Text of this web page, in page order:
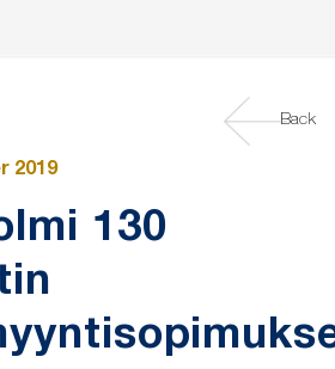
Back
2019
130